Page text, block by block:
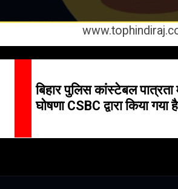
बिहार पुलिस कांस्टेबल
घोषणा CSBC द्वारा किया गया